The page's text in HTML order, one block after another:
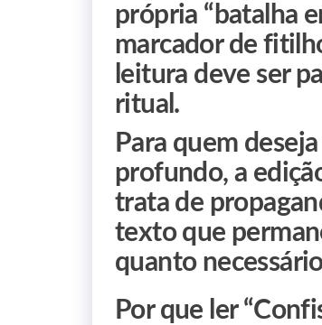
própria “batalha
marcador de
leitura deve ser
ritual.
Para quem
profundo, a
trata de
texto que
quanto
Por que ler